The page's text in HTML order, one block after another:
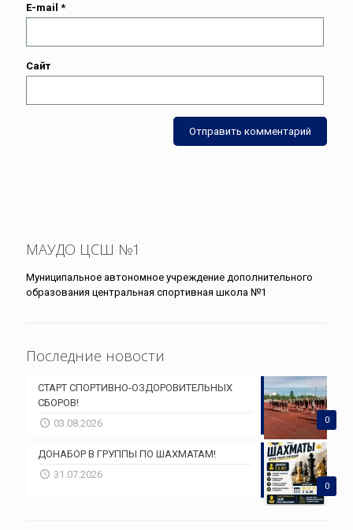
E-mail *
Сайт
МАУДО ЦСШ №1
Муниципальное автономное учреждение дополнительного
образования центральная спортивная школа №1
Последние новости
0
СТАРТ СПОРТИВНО-ОЗДОРОВИТЕЛЬНЫХ
СБОРОВ!
03.08.2026
0
ДОНАБОР В ГРУППЫ ПО ШАХМАТАМ!
31.07.2026